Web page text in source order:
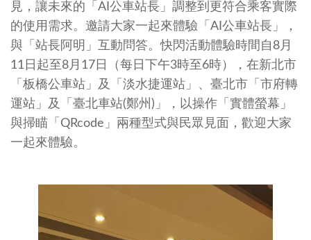
見，讓未來的「AI公車站長」調整到更符合乘客實際
的使用需求。邀請大家一起來體驗「AI公車站長」，
與「站長阿明」互動問答。快閃活動體驗時間自8月
11日起至8月17日（每日下午3時至6時），在新北市
「板橋公車站」及「淡水捷運站」、臺北市「市府轉
運站」及「臺北車站(鄭州)」，以操作「實體螢幕」
與掃瞄「QRcode」兩種型式與民眾見面，歡迎大家
一起來體驗。